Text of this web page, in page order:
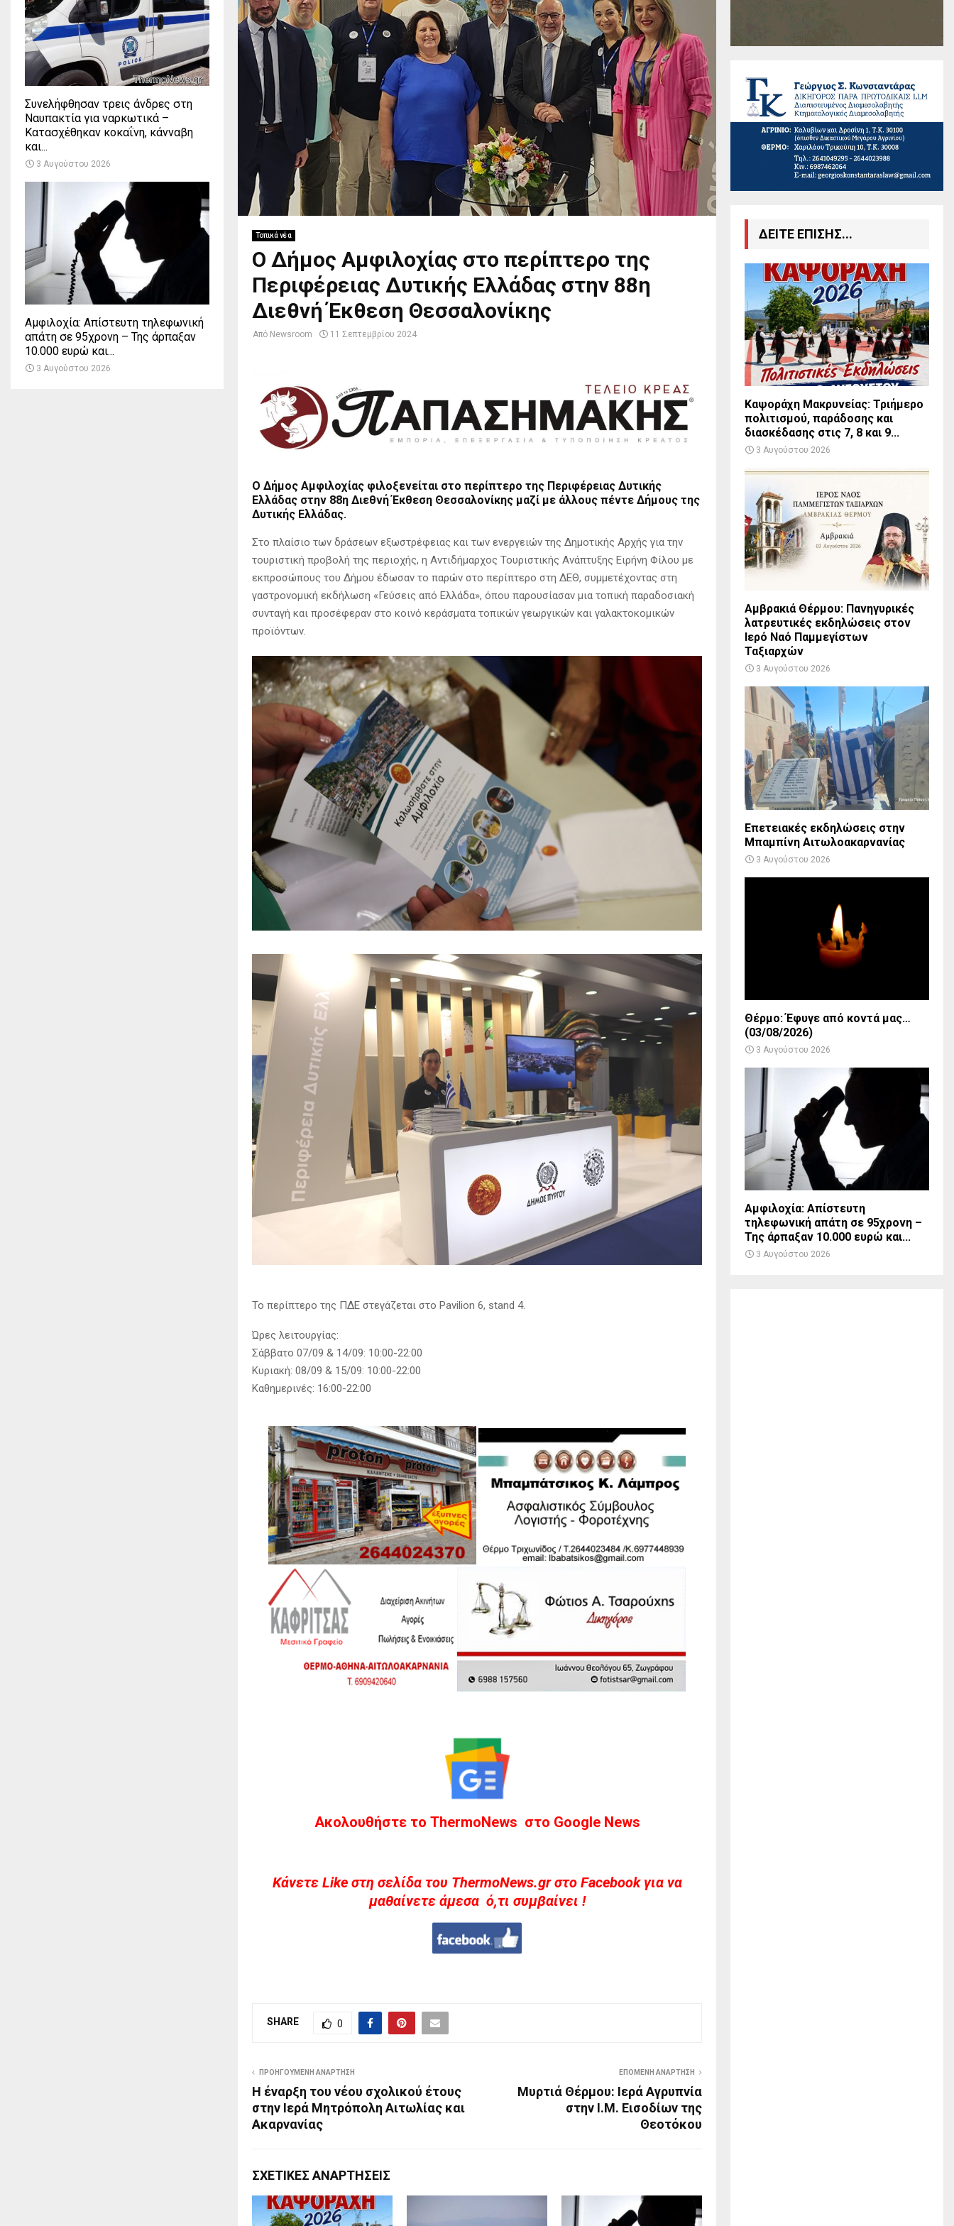
Τοπικά νέα
Ο Δήμος Αμφιλοχίας στο περίπτερο της
Περιφέρειας Δυτικής Ελλάδας στην 88η
Διεθνή Έκθεση Θεσσαλονίκης
Από Newsroom 11 Σεπτεμβρίου 2024
Ο Δήμος Αμφιλοχίας φιλοξενείται στο περίπτερο της Περιφέρειας Δυτικής
Ελλάδας στην 88η Διεθνή Έκθεση Θεσσαλονίκης μαζί με άλλους πέντε Δήμους της
Δυτικής Ελλάδας.
Στο πλαίσιο των δράσεων εξωστρέφειας και των ενεργειών της Δημοτικής Αρχής για την
τουριστική προβολή της περιοχής, η Αντιδήμαρχος Τουριστικής Ανάπτυξης Ειρήνη Φίλου με
εκπροσώπους του Δήμου έδωσαν το παρών στο περίπτερο στη ΔΕΘ, συμμετέχοντας στη
γαστρονομική εκδήλωση «Γεύσεις από Ελλάδα», όπου παρουσίασαν μια τοπική παραδοσιακή
συνταγή και προσέφεραν στο κοινό κεράσματα τοπικών γεωργικών και γαλακτοκομικών
προϊόντων.
Το περίπτερο της ΠΔΕ στεγάζεται στο Pavilion 6, stand 4.
Ώρες λειτουργίας:
Σάββατο 07/09 & 14/09: 10:00-22:00
Κυριακή: 08/09 & 15/09: 10:00-22:00
Καθημερινές: 16:00-22:00
Ακολουθήστε το ThermoNews στο Google News
Kάνετε Like στη σελίδα του ThermoNews.gr στο Facebook για να
μαθαίνετε άμεσα ό,τι συμβαίνει !
SHARE 0
ΠΡΟΗΓΟΎΜΕΝΗ ΑΝΆΡΤΗΣΗ
Η έναρξη του νέου σχολικού έτους
στην Ιερά Μητρόπολη Αιτωλίας και
Ακαρνανίας
ΕΠΌΜΕΝΗ ΑΝΆΡΤΗΣΗ
Μυρτιά Θέρμου: Ιερά Αγρυπνία
στην Ι.Μ. Εισοδίων της
Θεοτόκου
ΣΧΕΤΙΚΈΣ ΑΝΑΡΤΉΣΕΙΣ
Συνελήφθησαν τρεις άνδρες στη
Ναυπακτία για ναρκωτικά –
Κατασχέθηκαν κοκαΐνη, κάνναβη
και...
3 Αυγούστου 2026
Αμφιλοχία: Απίστευτη τηλεφωνική
απάτη σε 95χρονη – Της άρπαξαν
10.000 ευρώ και...
3 Αυγούστου 2026
ΔΕΙΤΕ ΕΠΙΣΗΣ...
Καψοράχη Μακρυνείας: Τριήμερο
πολιτισμού, παράδοσης και
διασκέδασης στις 7, 8 και 9...
3 Αυγούστου 2026
Αμβρακιά Θέρμου: Πανηγυρικές
λατρευτικές εκδηλώσεις στον
Ιερό Ναό Παμμεγίστων
Ταξιαρχών
3 Αυγούστου 2026
Επετειακές εκδηλώσεις στην
Μπαμπίνη Αιτωλοακαρνανίας
3 Αυγούστου 2026
Θέρμο: Έφυγε από κοντά μας…
(03/08/2026)
3 Αυγούστου 2026
Αμφιλοχία: Απίστευτη
τηλεφωνική απάτη σε 95χρονη –
Της άρπαξαν 10.000 ευρώ και...
3 Αυγούστου 2026